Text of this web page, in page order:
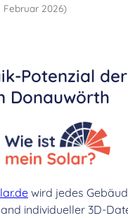
Februar 2026)
Potenzial der
Donauwörth
wird jedes
individueller 3D-